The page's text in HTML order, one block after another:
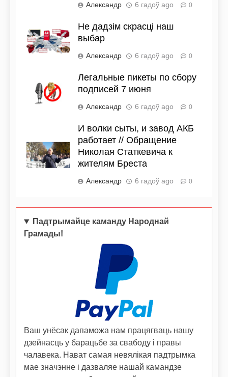
Александр 6 гадоў ago 0
Не дадзім скрасці наш
выбар
Александр 6 гадоў ago 0
Легальные пикеты по сбору
подписей 7 июня
Александр 6 гадоў ago 0
И волки сыты, и завод АКБ
работает // Обращение
Николая Статкевича к
жителям Бреста
Александр 6 гадоў ago 0
Падтрымайце каманду Народнай
Грамады!
Ваш унёсак дапаможа нам працягваць нашу
дзейнасць у барацьбе за свабоду і правы
чалавека. Нават самая невялікая падтрымка
мае значэнне і дазваляе нашай камандзе